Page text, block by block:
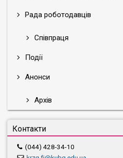
Рада роботодавців
Співпраця
Події
Анонси
Архів
Контакти
(044) 428-34-10